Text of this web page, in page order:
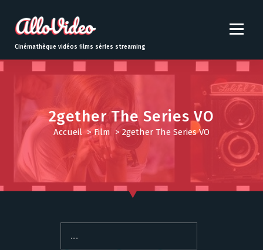
t
o
Cinémathèque vidéos films séries streaming
2gether The Series VO
Accueil >Film >2gether The Series VO